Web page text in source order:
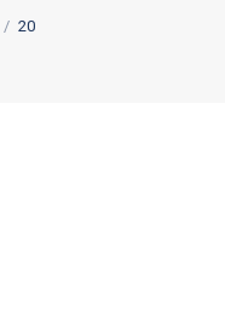
20